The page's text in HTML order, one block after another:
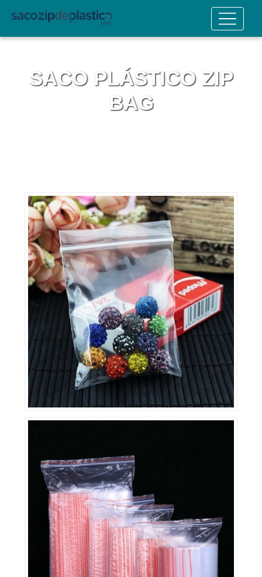
SACO PLÁSTICO ZIP
BAG